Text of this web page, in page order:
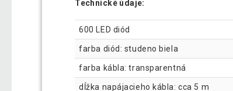
Technické údaje:
600 LED diód
farba diód: studeno biela
farba kábla: transparentná
dĺžka napájacieho kábla: cca 5 m